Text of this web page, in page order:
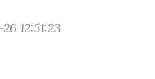
12:51:23